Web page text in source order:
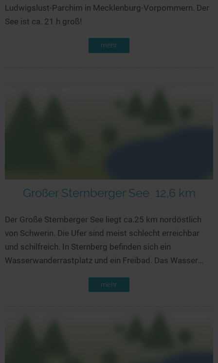
Ludwigslust-Parchim in Mecklenburg-Vorpommern. Der
See ist ca. 21 h groß!
mehr
Großer Sternberger See 12,6 km
Der Große Sternberger See liegt ca.25 km nordöstlich
von Schwerin. Die Ufer sind meist schlecht erreichbar
und schilfreich. In Sternberg befinden sich ein
Wasserwanderrastplatz und ein Freibad. Das Wasser...
mehr